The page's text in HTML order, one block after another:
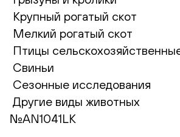
Крупный рогатый скот
Мелкий рогатый скот
Птицы
Свиньи
Сезонные исследования
Другие виды животных
№AN1041LK